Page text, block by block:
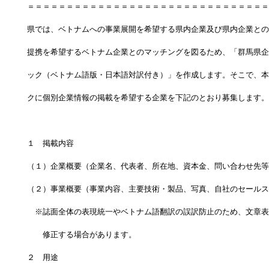
＝＝＝＝＝＝＝＝＝＝＝＝＝＝＝＝＝＝＝＝＝＝＝＝＝＝＝＝＝＝
県では、ベトナムへの事業展開を希望する県内企業及び県内企業と
提携を希望するベトナム企業とのマッチングを図るため、「群馬県
ック（ベトナム語版・日本語対訳付き）」を作成します。そこで、
クに個別企業情報の掲載を希望する企業を下記のとおり募集します。
１　掲載内容
（１）企業概要（企業名、代表者、所在地、資本金、問い合わせ先
（２）事業概要（事業内容、主要技術・製品、写真、自社のセール
※誌面全体の表現統一やベトナム語翻訳の誤訳防止のため、文章
修正する場合があります。
２　用途